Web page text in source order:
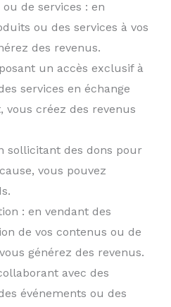
de services : en
ou des services à vos
des revenus.
un accès exclusif à
services en échange
vous créez des revenus
sollicitant des dons pour
vous pouvez
: en vendant des
de vos contenus ou de
générez des revenus.
avec des
événements ou des